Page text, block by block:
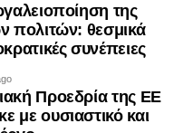
της
πολιτών: θεσμικά
συνέπειες
Προεδρία της ΕΕ
με ουσιαστικό και